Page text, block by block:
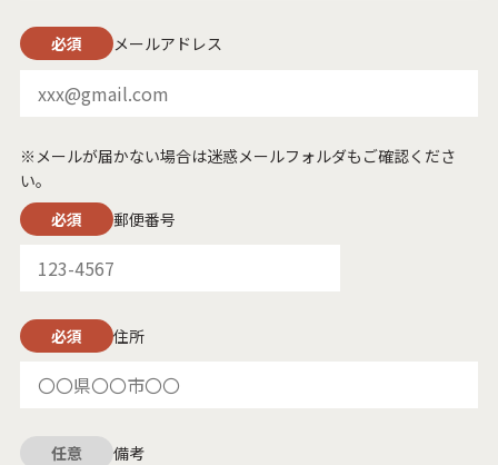
メールアドレス
必須
※メールが届かない場合は迷惑メールフォルダもご確認くださ
い。
郵便番号
必須
住所
必須
備考
任意